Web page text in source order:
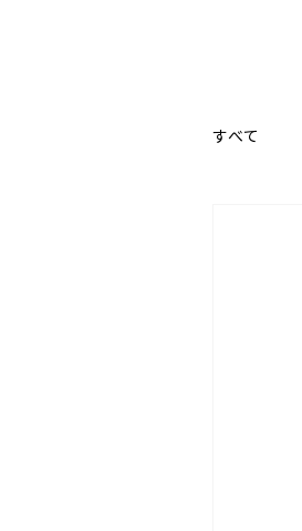
すべて